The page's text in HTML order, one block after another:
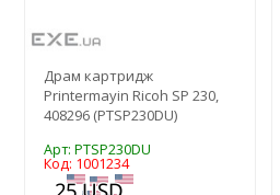
Драм картридж
Printermayin Ricoh SP 230,
408296 (PTSP230DU)
Арт: PTSP230DU
Код: 1001234